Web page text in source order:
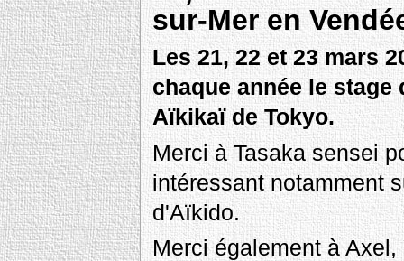
sur-Mer en
Les 21, 22 et 23 mars
chaque année le stage
Aïkikaï de Tokyo.
Merci à Tasaka sensei
intéressant notamment
d'Aïkido.
Merci également à